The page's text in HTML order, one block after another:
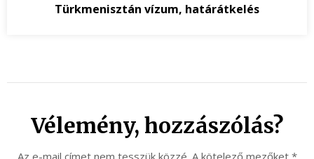
Türkmenisztán vízum, határátkelés
Vélemény, hozzászólás?
Az e-mail címet nem tesszük közzé. A kötelező mezőket *